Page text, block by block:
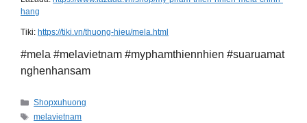
hang
Tiki: https://tiki.vn/thuong-hieu/mela.html
#mela #melavietnam #myphamthiennhien #suaruamat
nghenhansam
Categories
Shopxuhuong
Tags
melavietnam